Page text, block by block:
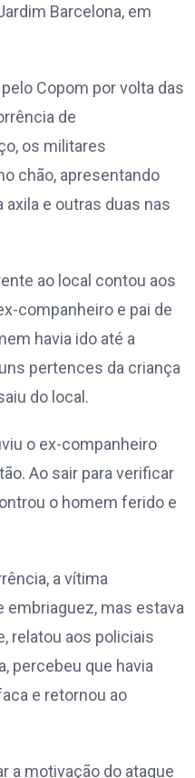
Barcelona, em
Copom por volta das
de
os militares
chão, apresentando
axila e outras duas nas
ao local contou aos
companheiro e pai de
havia ido até a
pertences da criança
do local.
o ex-companheiro
Ao sair para verificar
o homem ferido e
a vítima
mas estava
relatou aos policiais
percebeu que havia
e retornou ao
a motivação do ataque